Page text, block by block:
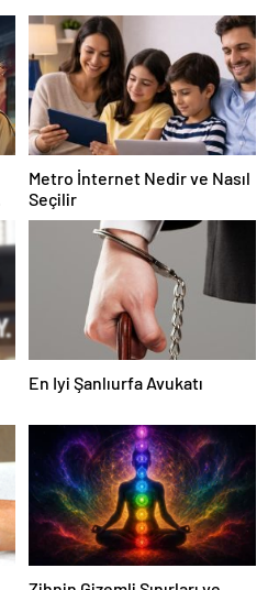
Metro İnternet Nedir ve Nasıl
Seçilir
En Iyi Şanlıurfa Avukatı